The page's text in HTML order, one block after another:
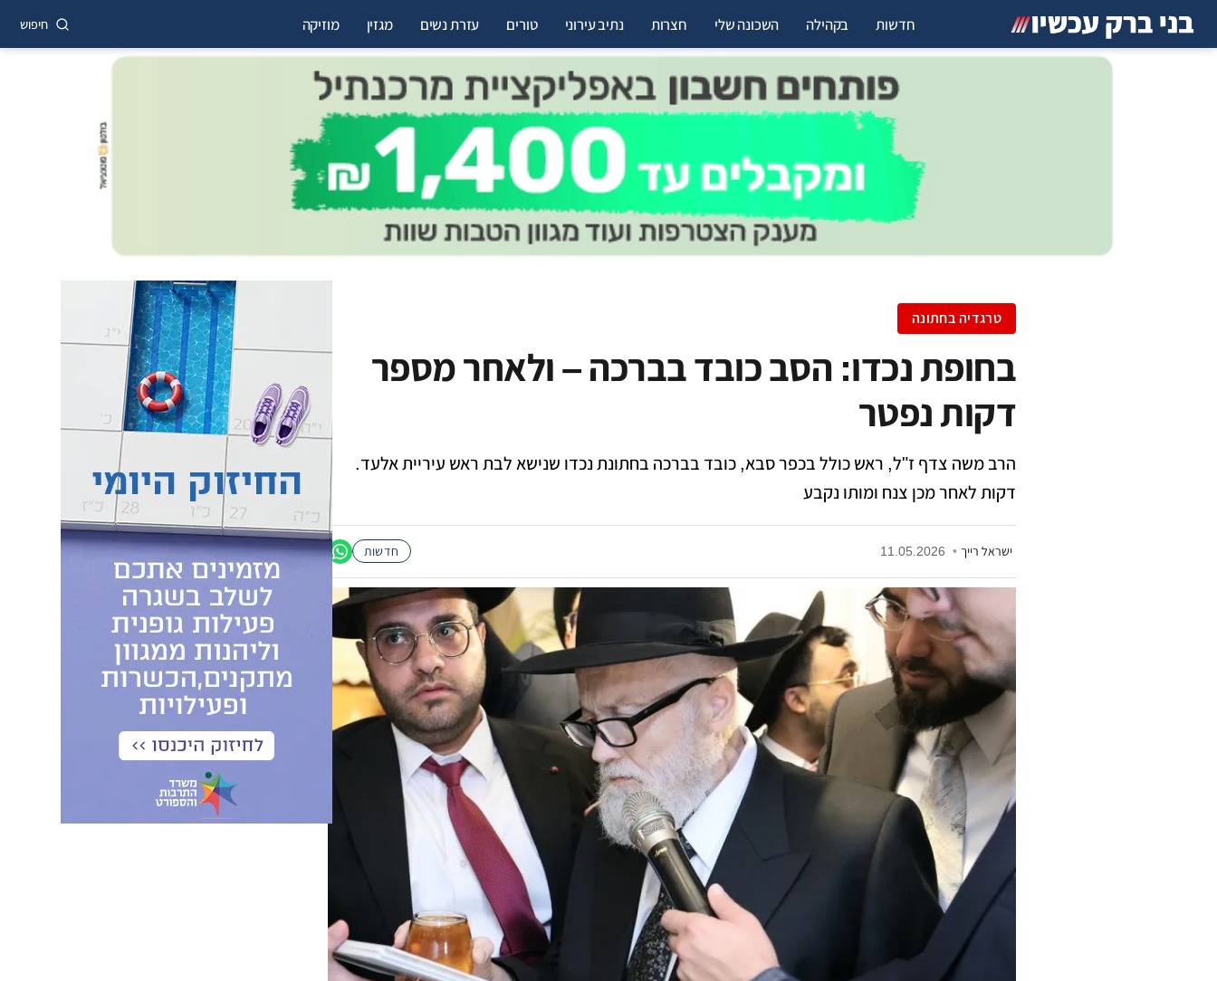
חדשות בקהילה השכונה שלי חצרות נתיב עירוני טורים עזרת נשים מגזין מוזיקה חיפוש
טרגדיה בחתונה
בחופת נכדו: הסב כובד בברכה – ולאחר מספר
דקות נפטר
הרב משה צדף ז"ל, ראש כולל בכפר סבא, כובד בברכה בחתונת נכדו שנישא לבת ראש עיריית אלעד.
דקות לאחר מכן צנח ומותו נקבע
ישראל רייך •
11.05.2026 חדשות